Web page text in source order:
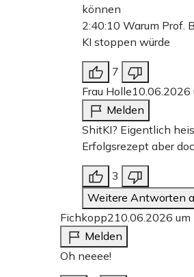
können
2:40:10 Warum Prof.
KI stoppen würde
7
Frau Holle10.06.2026
Melden
ShitKI? Eigentlich
Erfolgsrezept aber
3
Weitere Antworten
Fichkopp2 10.06.2026
Melden
Oh neeee!